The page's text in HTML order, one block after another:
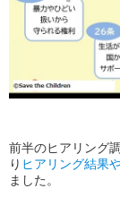
前半のヒアリング
り ヒアリング結果
ました。